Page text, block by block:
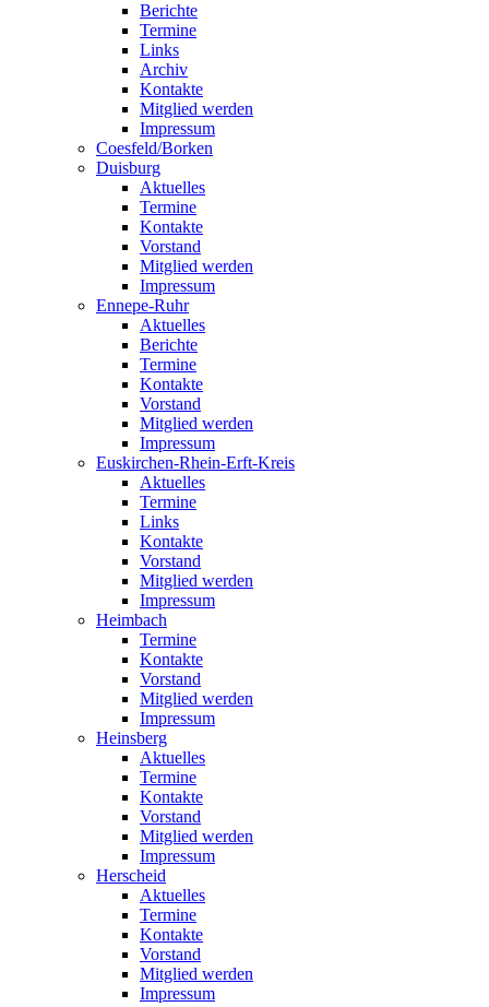
Berichte
Termine
Links
Archiv
Kontakte
Mitglied werden
Impressum
Coesfeld/Borken
Duisburg
Aktuelles
Termine
Kontakte
Vorstand
Mitglied werden
Impressum
Ennepe-Ruhr
Aktuelles
Berichte
Termine
Kontakte
Vorstand
Mitglied werden
Impressum
Euskirchen-Rhein-Erft-Kreis
Aktuelles
Termine
Links
Kontakte
Vorstand
Mitglied werden
Impressum
Heimbach
Termine
Kontakte
Vorstand
Mitglied werden
Impressum
Heinsberg
Aktuelles
Termine
Kontakte
Vorstand
Mitglied werden
Impressum
Herscheid
Aktuelles
Termine
Kontakte
Vorstand
Mitglied werden
Impressum